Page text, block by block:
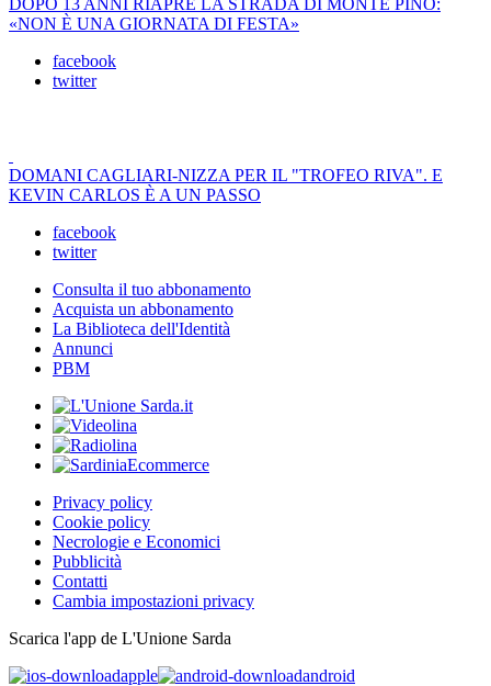
DOPO 13 ANNI RIAPRE LA STRADA DI MONTE PINO:
«NON È UNA GIORNATA DI FESTA»
facebook
twitter
DOMANI CAGLIARI-NIZZA PER IL "TROFEO RIVA". E
KEVIN CARLOS È A UN PASSO
facebook
twitter
Consulta il tuo abbonamento
Acquista un abbonamento
La Biblioteca dell'Identità
Annunci
PBM
Privacy policy
Cookie policy
Necrologie e Economici
Pubblicità
Contatti
Cambia impostazioni privacy
Scarica l'app de L'Unione Sarda
apple
android